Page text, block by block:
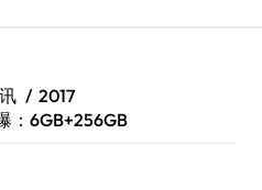
2017
：6GB+256GB